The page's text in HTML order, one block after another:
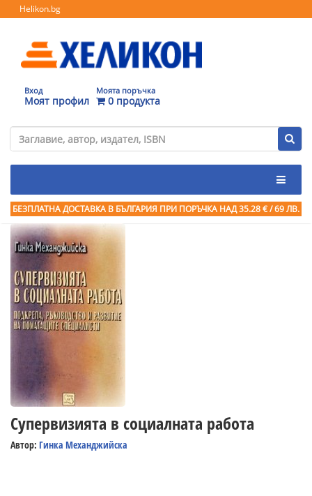
Helikon.bg
Вход
Моят профил
Моята поръчка
0 продукта
БЕЗПЛАТНА ДОСТАВКА В БЪЛГАРИЯ ПРИ ПОРЪЧКА НАД 35.28 € / 69 ЛВ.
Супервизията в социалната работа
Автор: Гинка Механджийска